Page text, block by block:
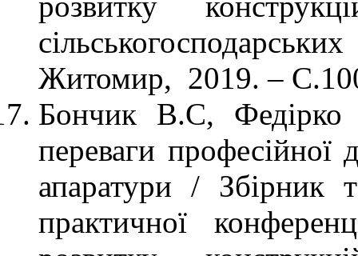
Житомир, 2019. –
Бончик В.С,
переваги професійної
апаратури / Збірник
практичної